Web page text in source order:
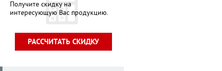
Получите скидку на
интересующую Вас продукцию.
РАССЧИТАТЬ СКИДКУ